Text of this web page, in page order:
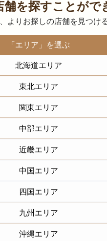
を探すことがで
よりお探しの店舗を見つけ
「エリア」を選ぶ
北海道エリア
東北エリア
関東エリア
中部エリア
近畿エリア
中国エリア
四国エリア
九州エリア
沖縄エリア